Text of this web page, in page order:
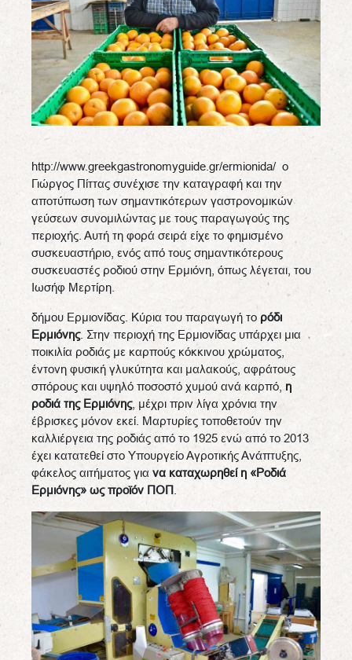
http://www.greekgastronomyguide.gr/ermionida/ ο
Γιώργος Πίττας συνέχισε την καταγραφή και την
αποτύπωση των σημαντικότερων γαστρονομικών
γεύσεων συνομιλώντας με τους παραγωγούς της
περιοχής. Αυτή τη φορά σειρά είχε το φημισμένο
συσκευαστήριο, ενός από τους σημαντικότερους
συσκευαστές ροδιού στην Ερμιόνη, όπως λέγεται, του
Ιωσήφ Μερτίρη.
δήμου Ερμιονίδας. Κύρια του παραγωγή το ρόδι
Ερμιόνης. Στην περιοχή της Ερμιονίδας υπάρχει μια
ποικιλία ροδιάς με καρπούς κόκκινου χρώματος,
έντονη φυσική γλυκύτητα και μαλακούς, αφράτους
σπόρους και υψηλό ποσοστό χυμού ανά καρπό,η
ροδιά της Ερμιόνης, μέχρι πριν λίγα χρόνια την
έβρισκες μόνον εκεί. Μαρτυρίες τοποθετούν την
καλλιέργεια της ροδιάς από το 1925 ενώ από το 2013
έχει κατατεθεί στο Υπουργείο Αγροτικής Ανάπτυξης,
φάκελος αιτήματος για να καταχωρηθεί η «Ροδιά
Ερμιόνης» ως προϊόν ΠΟΠ.